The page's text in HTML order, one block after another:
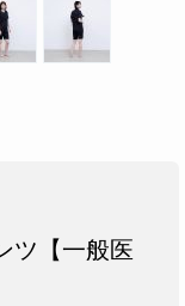
ツ【一般医